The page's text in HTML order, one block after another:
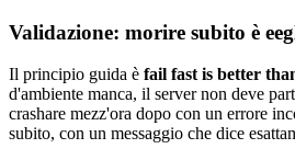
Validazione: morire subito è
Il principio guida è fail fast is better
d'ambiente manca, il server non deve
crashare mezz'ora dopo con un errore
subito, con un messaggio che dice